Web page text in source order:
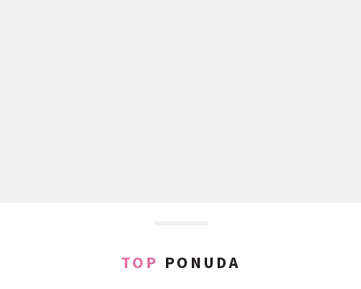
TOP PONUDA